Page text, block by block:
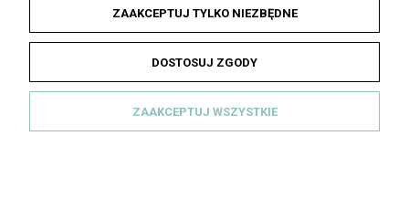
Dekomotyw
ZAAKCEPTUJ TYLKO NIEZBĘDNE
DOSTOSUJ ZGODY
ZAAKCEPTUJ WSZYSTKIE